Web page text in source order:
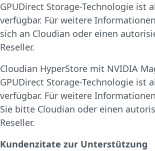
GPUDirect Storage-Technologie ist
verfügbar. Für weitere
sich an Cloudian oder einen
Reseller.
Cloudian HyperStore mit NVIDIA
GPUDirect Storage-Technologie ist
verfügbar. Für weitere
Sie bitte Cloudian oder einen
Reseller.
Kundenzitate zur Unterstützung